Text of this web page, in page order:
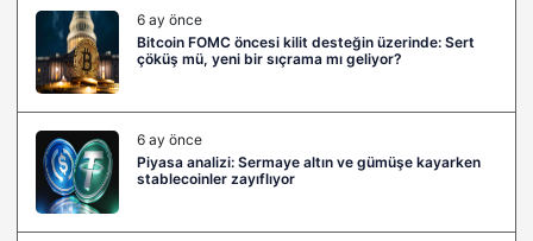
6 ay önce
Bitcoin FOMC öncesi kilit desteğin üzerinde: Sert
çöküş mü, yeni bir sıçrama mı geliyor?
6 ay önce
Piyasa analizi: Sermaye altın ve gümüşe kayarken
stablecoinler zayıflıyor